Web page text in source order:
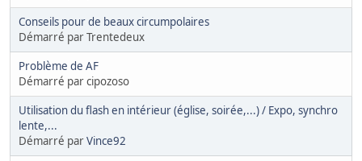
Conseils pour de beaux circumpolaires
Démarré par Trentedeux
Problème de AF
Démarré par cipozoso
Utilisation du flash en intérieur (église, soirée,...) / Expo, synchro
lente,...
Démarré parVince92